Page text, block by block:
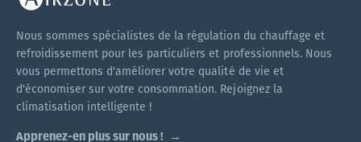
Nous sommes spécialistes de la régulation du chauffage et
refroidissement pour les particuliers et professionnels. Nous
vous permettons d'améliorer votre qualité de vie et
d'économiser sur votre consommation. Rejoignez la
climatisation intelligente !
Apprenez-en plus sur nous !